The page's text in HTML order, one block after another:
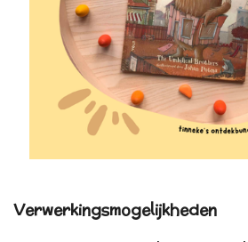
Verwerkingsmogelijkheden